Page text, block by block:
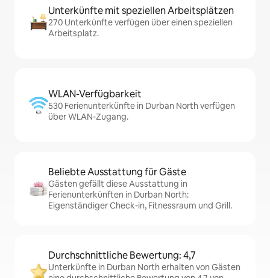
Unterkünfte mit speziellen Arbeitsplätzen
270 Unterkünfte verfügen über einen speziellen
Arbeitsplatz.
WLAN-Verfügbarkeit
530 Ferienunterkünfte in Durban North verfügen
über WLAN-Zugang.
Beliebte Ausstattung für Gäste
Gästen gefällt diese Ausstattung in
Ferienunterkünften in Durban North:
Eigenständiger Check-in, Fitnessraum und Grill.
Durchschnittliche Bewertung: 4,7
Unterkünfte in Durban North erhalten von Gästen